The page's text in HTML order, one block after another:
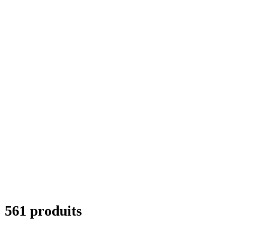
561 produits